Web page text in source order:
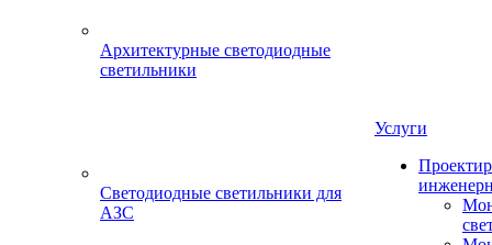
Архитектурные светодиодные
светильники
Светодиодные светильники для
АЗС
Услуги